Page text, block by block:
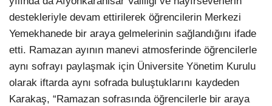
destekleriyle devam ettirilerek öğrencilerin Merkezi
Yemekhanede bir araya gelmelerinin sağlandığını ifade
etti. Ramazan ayının manevi atmosferinde öğrencilerle
aynı sofrayı paylaşmak için Üniversite Yönetim Kurulu
olarak iftarda aynı sofrada buluştuklarını kaydeden
Karakaş, “Ramazan sofrasında öğrencilerle bir araya